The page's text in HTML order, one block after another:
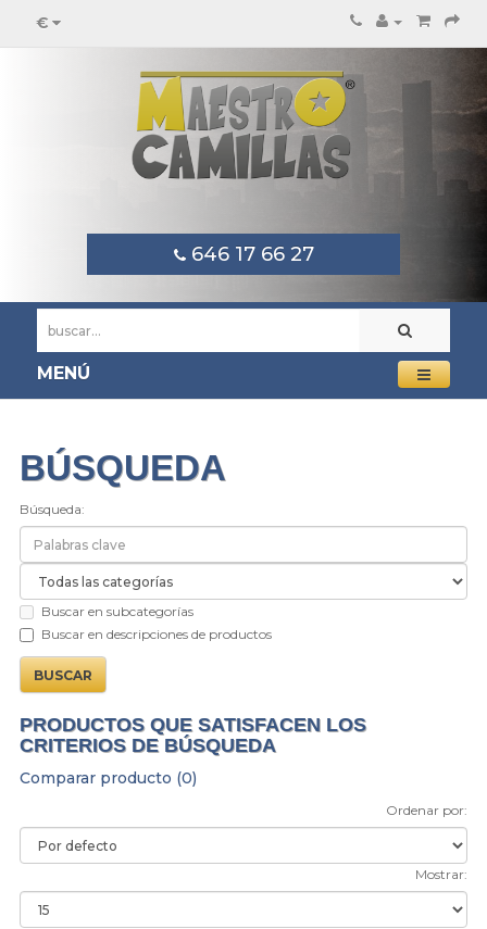
€
646 17 66 27
MENÚ
BÚSQUEDA
Búsqueda:
Buscar en subcategorías
Buscar en descripciones de productos
PRODUCTOS QUE SATISFACEN LOS
CRITERIOS DE BÚSQUEDA
Comparar producto (0)
Ordenar por:
Mostrar: